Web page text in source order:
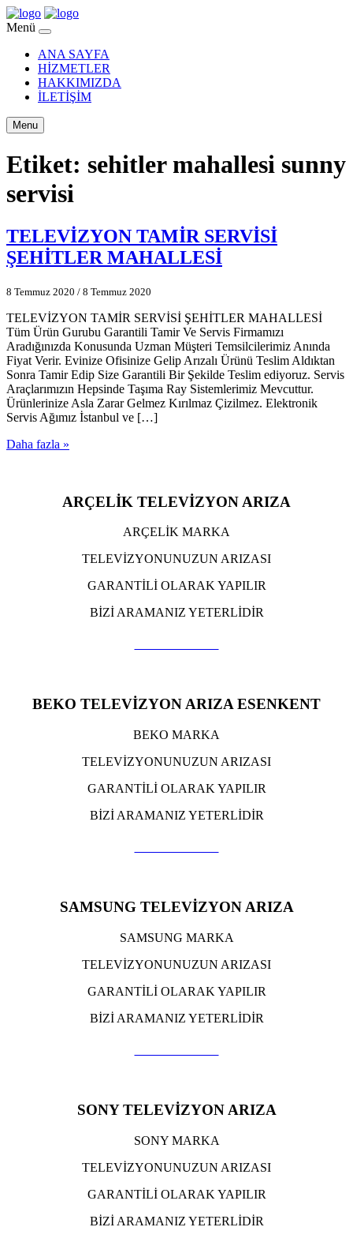
Menü
ANA SAYFA
HİZMETLER
HAKKIMIZDA
İLETİŞİM
Menu
Etiket: sehitler mahallesi sunny
servisi
TELEVİZYON TAMİR SERVİSİ
ŞEHİTLER MAHALLESİ
8 Temmuz 2020 / 8 Temmuz 2020
TELEVİZYON TAMİR SERVİSİ ŞEHİTLER MAHALLESİ
Tüm Ürün Gurubu Garantili Tamir Ve Servis Firmamızı
Aradığınızda Konusunda Uzman Müşteri Temsilcilerimiz Anında
Fiyat Verir. Evinize Ofisinize Gelip Arızalı Ürünü Teslim Aldıktan
Sonra Tamir Edip Size Garantili Bir Şekilde Teslim ediyoruz. Servis
Araçlarımızın Hepsinde Taşıma Ray Sistemlerimiz Mevcuttur.
Ürünlerinize Asla Zarar Gelmez Kırılmaz Çizilmez. Elektronik
Servis Ağımız İstanbul ve […]
Daha fazla »
ARÇELİK TELEVİZYON ARIZA
ARÇELİK MARKA
TELEVİZYONUNUZUN ARIZASI
GARANTİLİ OLARAK YAPILIR
BİZİ ARAMANIZ YETERLİDİR
BEKO TELEVİZYON ARIZA ESENKENT
BEKO MARKA
TELEVİZYONUNUZUN ARIZASI
GARANTİLİ OLARAK YAPILIR
BİZİ ARAMANIZ YETERLİDİR
SAMSUNG TELEVİZYON ARIZA
SAMSUNG MARKA
TELEVİZYONUNUZUN ARIZASI
GARANTİLİ OLARAK YAPILIR
BİZİ ARAMANIZ YETERLİDİR
SONY TELEVİZYON ARIZA
SONY MARKA
TELEVİZYONUNUZUN ARIZASI
GARANTİLİ OLARAK YAPILIR
BİZİ ARAMANIZ YETERLİDİR